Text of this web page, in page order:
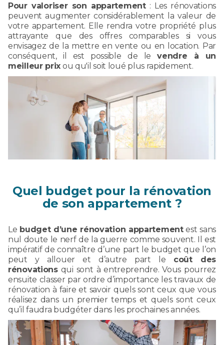
Pour valoriser son appartement: Les rénovations
peuvent augmenter considérablement la valeur de
votre appartement. Elle rendra votre propriété plus
attrayante que des offres comparables si vous
envisagez de la mettre en vente ou en location. Par
conséquent, il est possible de levendre à un
meilleur prix ou qu'il soit loué plus rapidement.
Quel budget pour la rénovation
de son appartement ?
Le budget d’une rénovation appartementest sans
nul doute le nerf de la guerre comme souvent. Il est
impératif de connaître d’une part le budget que l’on
peut y allouer et d’autre part le coût des
rénovationsqui sont à entreprendre. Vous pourrez
ensuite classer par ordre d’importance les travaux de
rénovation à faire et savoir quels sont ceux que vous
réalisez dans un premier temps et quels sont ceux
qu’il faudra budgéter dans les prochaines années.